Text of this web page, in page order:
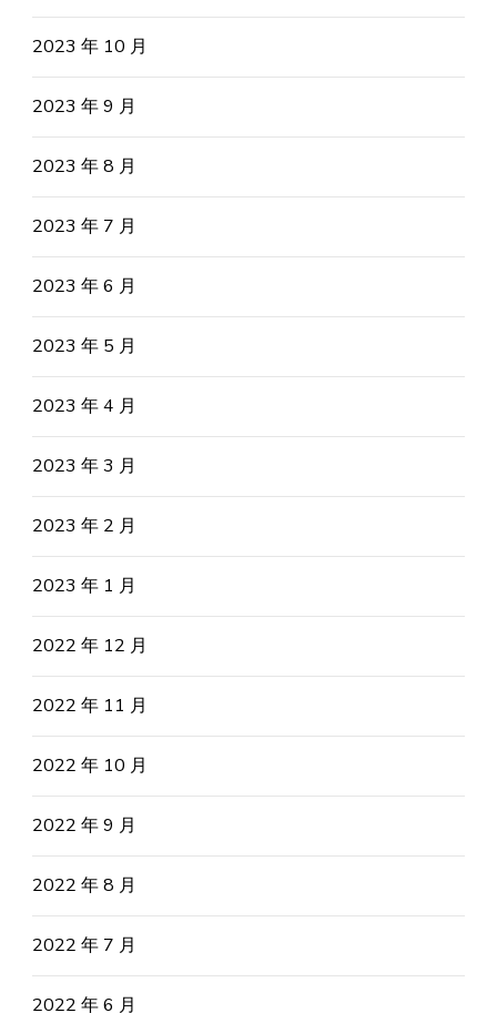
2023 年 10 月
2023 年 9 月
2023 年 8 月
2023 年 7 月
2023 年 6 月
2023 年 5 月
2023 年 4 月
2023 年 3 月
2023 年 2 月
2023 年 1 月
2022 年 12 月
2022 年 11 月
2022 年 10 月
2022 年 9 月
2022 年 8 月
2022 年 7 月
2022 年 6 月